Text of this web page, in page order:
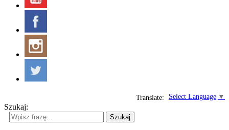
Select Language ▼
Translate:
Szukaj:
Szukaj